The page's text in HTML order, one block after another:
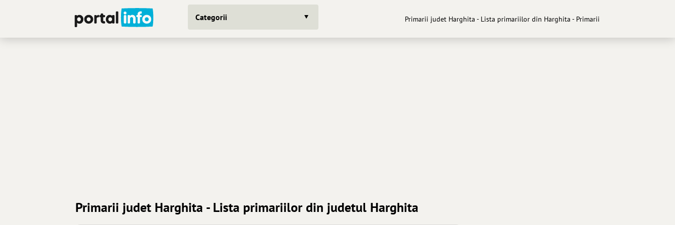
Categorii Primarii judet Harghita - Lista primariilor din Harghita - Primarii
Primarii judet Harghita - Lista primariilor din judetul Harghita